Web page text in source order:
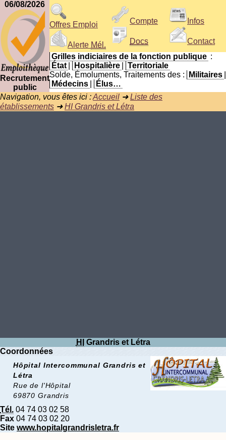
06/08/2026
Recrutement
public
Offres Emploi
Alerte Mél.
Compte
Docs
Infos
Contact
Grilles indiciaires de la fonction publique :
État
Hospitalière
Territoriale
Solde, Émoluments, Traitements des :
Militaires
Médecins
Élus…
Navigation, vous êtes ici :Accueil ➜Liste des
établissements ➜HI Grandris et Létra
HI
Grandris et Létra
Coordonnées
Hôpital Intercommunal Grandris et
Létra
Rue de l'Hôpital
69870 Grandris
Tél. 04 74 03 02 58
Fax 04 74 03 02 20
Site www.hopitalgrandrisletra.fr